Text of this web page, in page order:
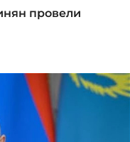
провели